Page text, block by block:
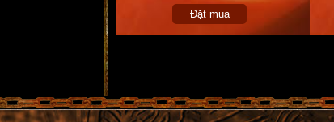
Đặt mua